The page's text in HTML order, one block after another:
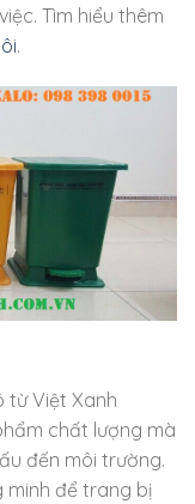
Tìm hiểu thêm
.
từ Việt Xanh
chất lượng mà
đến môi trường.
minh để trang bị